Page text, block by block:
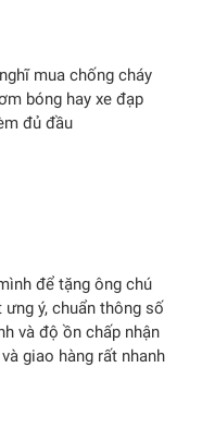
mua chống cháy
bóng hay xe đạp
đủ đầu
để tặng ông chú
ý, chuẩn thông số
và độ ồn chấp nhận
giao hàng rất nhanh